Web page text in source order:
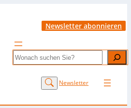
Newsletter abonnieren
Search
Newsletter